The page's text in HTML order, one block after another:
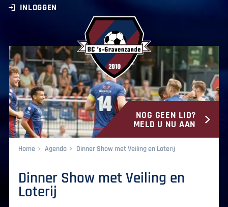
BC ‘s-Gravenzande
INLOGGEN
NOG GEEN LID?
MELD U NU AAN
Home Agenda Dinner Show met Veiling en Loterij
Dinner Show met Veiling en
Loterij